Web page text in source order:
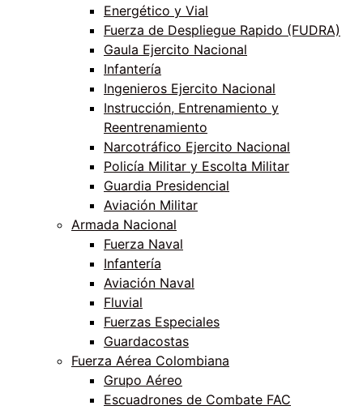
Energético y Vial
Fuerza de Despliegue Rapido (FUDRA)
Gaula Ejercito Nacional
Infantería
Ingenieros Ejercito Nacional
Instrucción, Entrenamiento y
Reentrenamiento
Narcotráfico Ejercito Nacional
Policía Militar y Escolta Militar
Guardia Presidencial
Aviación Militar
Armada Nacional
Fuerza Naval
Infantería
Aviación Naval
Fluvial
Fuerzas Especiales
Guardacostas
Fuerza Aérea Colombiana
Grupo Aéreo
Escuadrones de Combate FAC